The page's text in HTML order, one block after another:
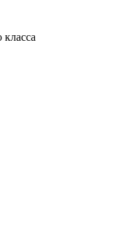
класса